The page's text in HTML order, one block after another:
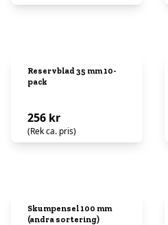
Reservblad 35 mm 10-
pack
256 kr
(Rek ca. pris)
Skumpensel 100 mm
(andra sortering)